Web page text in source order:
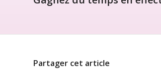
Partager cet article